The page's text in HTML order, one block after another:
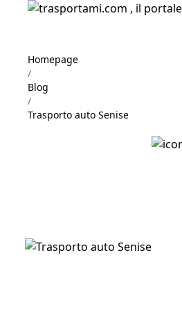
Homepage
/
Blog
/
Trasporto auto Senise